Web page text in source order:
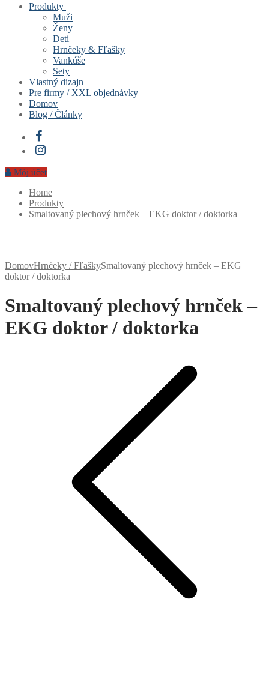
Produkty
Muži
Ženy
Deti
Hrnčeky & Fľašky
Vankúše
Sety
Vlastný dizajn
Pre firmy / XXL objednávky
Domov
Blog / Články
Môj účet
Home
Produkty
Smaltovaný plechový hrnček – EKG doktor / doktorka
DomovHrnčeky / FľaškySmaltovaný plechový hrnček – EKG
doktor / doktorka
Smaltovaný plechový hrnček –
EKG doktor / doktorka